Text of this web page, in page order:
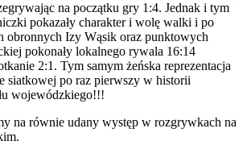
na początku gry 1:4. Jednak i tym
pokazały charakter i wolę walki i po
obronnych Izy Wąsik oraz punktowych
pokonały lokalnego rywala 16:14
2:1. Tym samym żeńska reprezentacja
siatkowej po raz pierwszy w historii
wojewódzkiego!!!
na równie udany występ w rozgrywkach na